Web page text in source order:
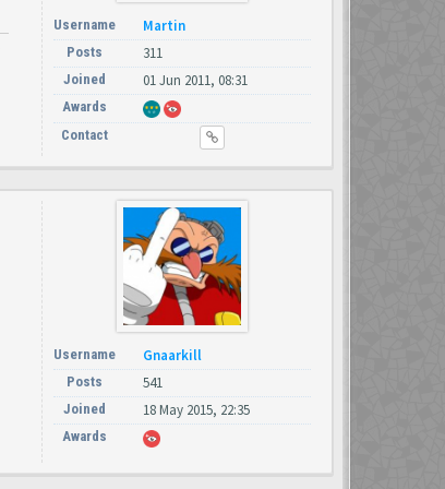
Username Martin
Posts 311
Joined 01 Jun 2011, 08:31
Awards
Contact
Username Gnaarkill
Posts 541
Joined 18 May 2015, 22:35
Awards